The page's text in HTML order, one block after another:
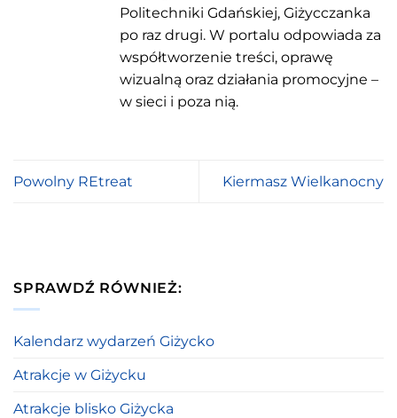
Politechniki Gdańskiej, Giżycczanka
po raz drugi. W portalu odpowiada za
współtworzenie treści, oprawę
wizualną oraz działania promocyjne –
w sieci i poza nią.
Powolny REtreat Kiermasz Wielkanocny
SPRAWDŹ RÓWNIEŻ:
Kalendarz wydarzeń Giżycko
Atrakcje w Giżycku
Atrakcje blisko Giżycka